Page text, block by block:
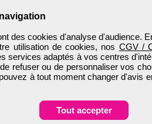
des cookies d'analyse d'audience.
utilisation de cookies, nos CGV /
services adaptés à vos centres
refuser ou de personnaliser vos
à tout moment changer d'avis
Tout accepter